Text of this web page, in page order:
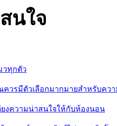
นใจ
วทุกตัว
วรมีตัวเลือกมากมายสำหรับคว
งความน่าสนใจให้กับห้องนอน